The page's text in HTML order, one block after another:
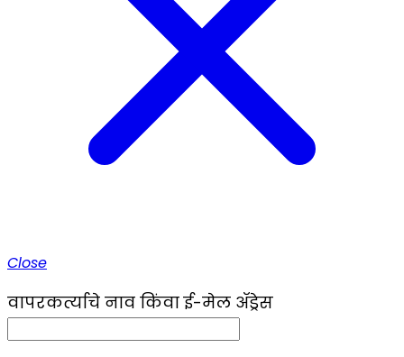
Close
वापरकर्त्याचे नाव किंवा ई-मेल ॲड्रेस